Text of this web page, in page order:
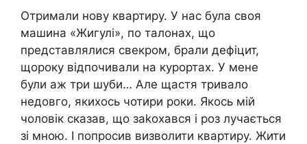
Отримали нову квартиру. У нас була своя
машина «Жигулі», по талонах, що
представлялися свекром, брали дефіцит,
щороку відпочивали на курортах. У мене
були аж три шуби… Але щастя тривало
недовго, якихось чотири роки. Якось мій
чоловік сказав, що заkохався і роз лучається
зі мною. І попросив визволити квартиру. Жити